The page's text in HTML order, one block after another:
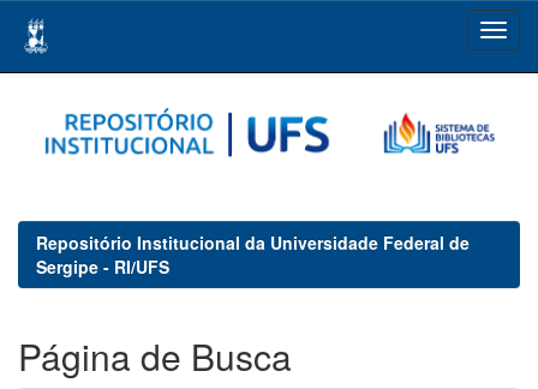
navigation
Repositório Institucional da Universidade Federal de
Sergipe - RI/UFS
Página de Busca